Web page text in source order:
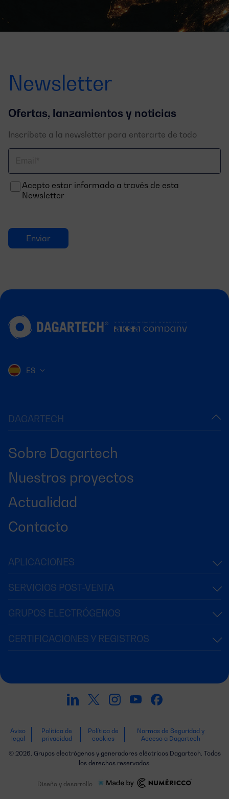
Newsletter
Ofertas, lanzamientos y noticias
Inscríbete a la newsletter para enterarte de todo
electrónico
Acepto estar informado a través de esta
Newsletter
DAGARTECH
Sobre Dagartech
Nuestros proyectos
Actualidad
Contacto
ES
APLICACIONES
SERVICIOS POST-VENTA
GRUPOS ELECTRÓGENOS
CERTIFICACIONES Y REGISTROS
Aviso
legal
Política de
privacidad
Política de
cookies
Normas de Seguridad y
Acceso a Dagartech
© 2026. Grupos electrógenos y generadores eléctricos Dagartech. Todos
los derechos reservados.
Diseño y desarrollo